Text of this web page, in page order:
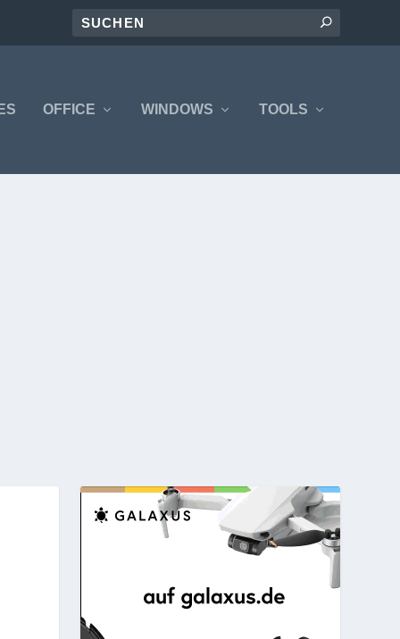
OFFICE WINDOWS TOOLS